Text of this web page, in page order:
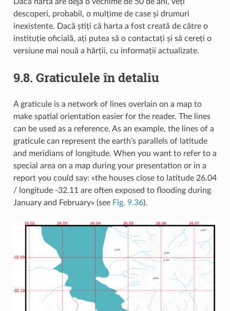
descoperi, probabil, o mulțime de case și drumuri
inexistente. Dacă știți că harta a fost creată de către o
instituție oficială, ați putea să o contactați și să cereți o
versiune mai nouă a hărții, cu informații actualizate.
9.8. Graticulele în detaliu
A graticule is a network of lines overlain on a map to
make spatial orientation easier for the reader. The lines
can be used as a reference. As an example, the lines of a
graticule can represent the earth’s parallels of latitude
and meridians of longitude. When you want to refer to a
special area on a map during your presentation or in a
report you could say: «the houses close to latitude 26.04
/ longitude -32.11 are often exposed to flooding during
January and February» (see Fig. 9.36).